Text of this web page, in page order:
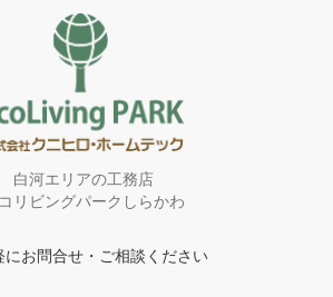
白河エリアの工務店
リビングパークしらかわ
にお問合せ・ご相談ください